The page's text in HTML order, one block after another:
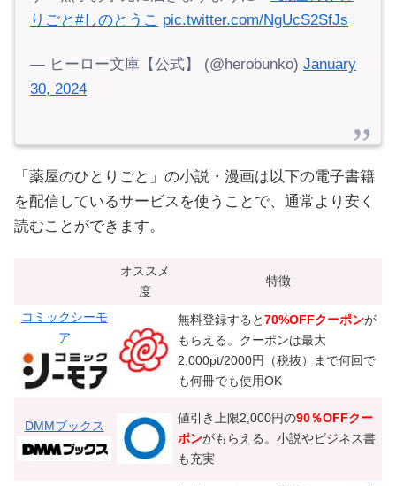
りごと#しのとうこ pic.twitter.com/NgUcS2SfJs
— ヒーロー文庫【公式】 (@herobunko) January
30, 2024
「薬屋のひとりごと」の小説・漫画は以下の電子書籍
を配信しているサービスを使うことで、通常より安く
読むことができます。
オススメ
度
特徴
コミックシーモ
ア
無料登録すると 70%OFFクーポンが
もらえる。クーポンは最大
2,000pt/2000円（税抜）まで何回で
も何冊でも使用OK
DMMブックス
値引き上限2,000円の90％OFFクー
ポンがもらえる。小説やビジネス書
も充実